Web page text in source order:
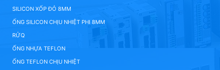
SILICON XỐP ĐỎ 8MM
ỐNG SILICON CHỊU NHIỆT PHI 8MM
RỬQ
ỐNG NHỰA TEFLON
ỐNG TEFLON CHỊU NHIỆT